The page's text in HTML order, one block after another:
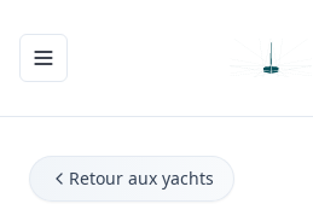
Ouvrir/fermer le menu de
Retour aux yachts